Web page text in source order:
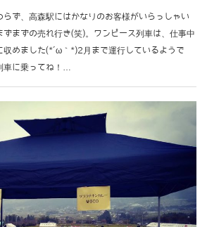
ず、高森駅にはかなりのお客様がいらっしゃい
まずの売れ行き(笑)。ワンピース列車は、仕事中
収めました(*´ω｀*)2月まで運行しているようで
車に乗ってね！…